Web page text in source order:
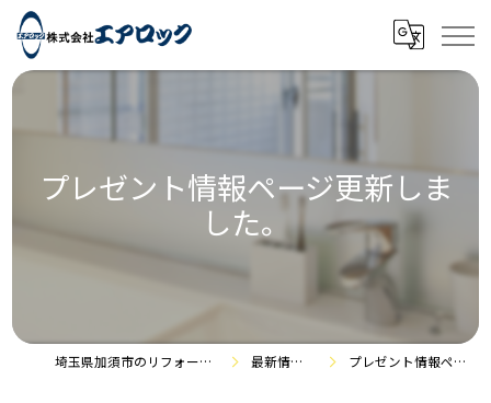
プレゼント情報ページ更新しま
した。
埼玉県加須市のリフォームなら株式会社エアロック 最新情報・施工事例 プレゼント情報ページ更新しました。